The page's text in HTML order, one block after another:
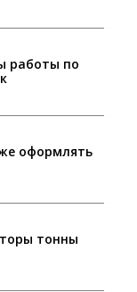
работы по
оформлять
тонны